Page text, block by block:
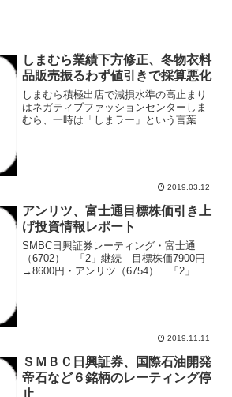
しまむら業績下方修正、冬物衣料
品販売振るわず値引きで採算悪化
しまむら積極出店で減損水準の高止まり
はネガティブファッションセンターしま
むら、一時は「しまラー」という言葉が
2019.03.12
アンリツ、富士通目標株価引き上
げ投資情報レポート
SMBC日興証券レーティング・富士通
（6702） 「2」継続 目標株価7900円
→8600円・アンリツ（6754） 「2」継
2019.11.11
ＳＭＢＣ日興証券、国際石油開発
帝石など６銘柄のレーティング停
止